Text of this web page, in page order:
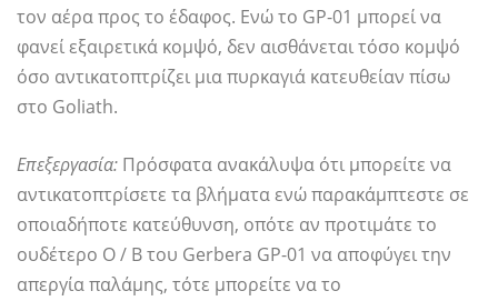
τον αέρα προς το έδαφος. Ενώ το GP-01 μπορεί να
φανεί εξαιρετικά κομψό, δεν αισθάνεται τόσο κομψό
όσο αντικατοπτρίζει μια πυρκαγιά κατευθείαν πίσω
στο Goliath.
Επεξεργασία: Πρόσφατα ανακάλυψα ότι μπορείτε να
αντικατοπτρίσετε τα βλήματα ενώ παρακάμπτεστε σε
οποιαδήποτε κατεύθυνση, οπότε αν προτιμάτε το
ουδέτερο O / B του Gerbera GP-01 να αποφύγει την
απεργία παλάμης, τότε μπορείτε να το